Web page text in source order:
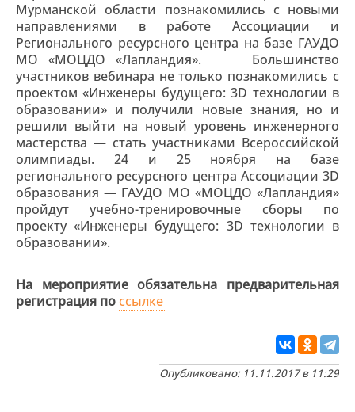
Мурманской области познакомились с новыми
направлениями в работе Ассоциации и
Регионального ресурсного центра на базе ГАУДО
МО «МОЦДО «Лапландия». Большинство
участников вебинара не только познакомились с
проектом «Инженеры будущего: 3D технологии в
образовании» и получили новые знания, но и
решили выйти на новый уровень инженерного
мастерства — стать участниками Всероссийской
олимпиады. 24 и 25 ноября на базе
регионального ресурсного центра Ассоциации 3D
образования — ГАУДО МО «МОЦДО «Лапландия»
пройдут учебно-тренировочные сборы по
проекту «Инженеры будущего: 3D технологии в
образовании».
На мероприятие обязательна предварительная
регистрация поссылке
Опубликовано: 11.11.2017 в 11:29